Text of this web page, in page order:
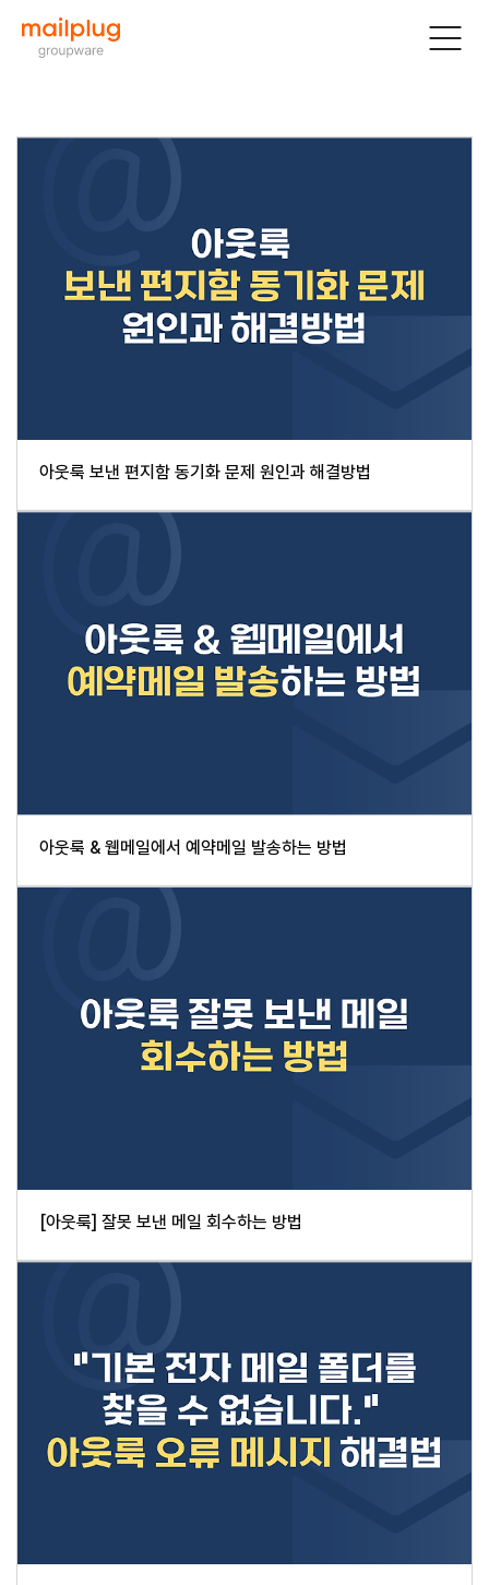
아웃룩 보낸 편지함 동기화 문제 원인과 해결방법
아웃룩 & 웹메일에서 예약메일 발송하는 방법
[아웃룩] 잘못 보낸 메일 회수하는 방법